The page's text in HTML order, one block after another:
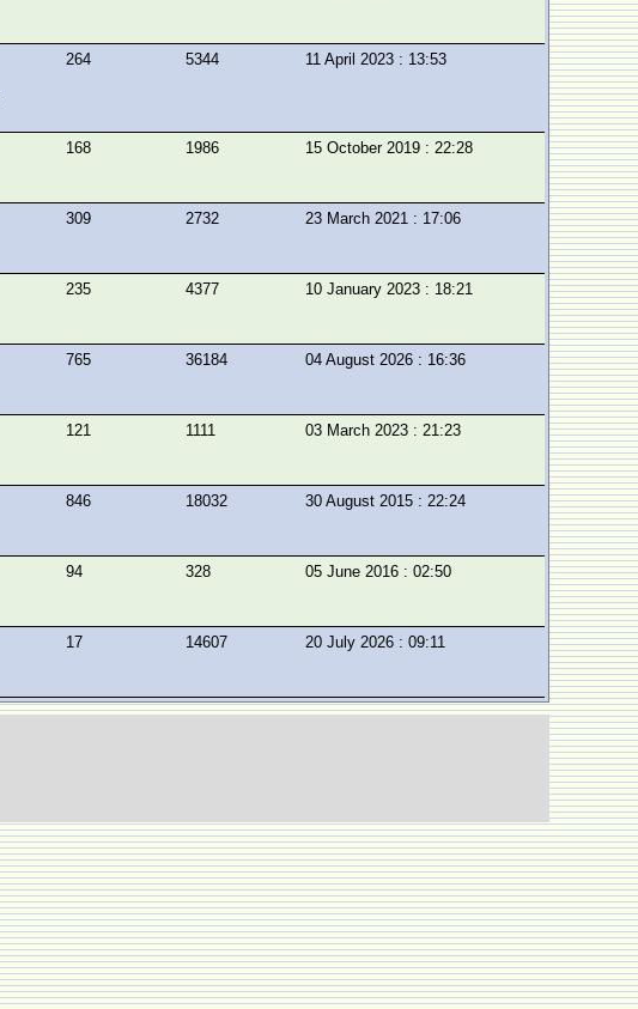
11 April 2023 : 13:53
5344
264
15 October 2019 : 22:28
1986
168
23 March 2021 : 17:06
2732
309
10 January 2023 : 18:21
4377
235
04 August 2026 : 16:36
36184
765
03 March 2023 : 21:23
1111
121
30 August 2015 : 22:24
18032
846
05 June 2016 : 02:50
328
94
20 July 2026 : 09:11
14607
17